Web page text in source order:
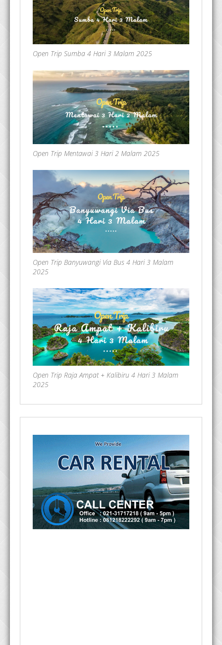
Open Trip Sumba 4 Hari 3 Malam 2025
Open Trip Mentawai 3 Hari 2 Malam 2025
Open Trip Banyuwangi Via Bus 4 Hari 3 Malam
2025
Open Trip Raja Ampat + Kalibiru 4 Hari 3 Malam
2025